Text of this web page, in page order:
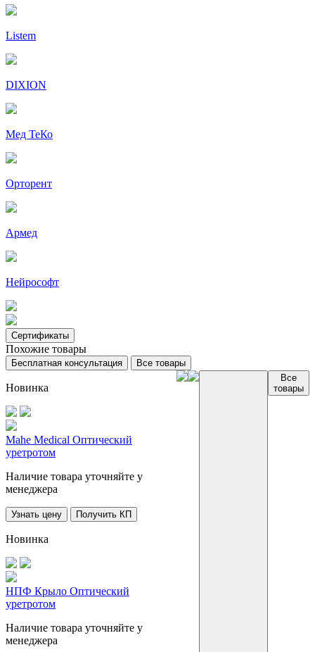
Listem
DIXION
Мед ТеКо
Орторент
Армед
Нейрософт
Сертификаты
Похожие товары
Бесплатная консультация Все товары
Новинка
Mahe Medical Оптический
уретротом
Наличие товара уточняйте у
менеджера
Узнать цену Получить КП
Новинка
НПФ Крыло Оптический
уретротом
Наличие товара уточняйте у
менеджера
Все
товары